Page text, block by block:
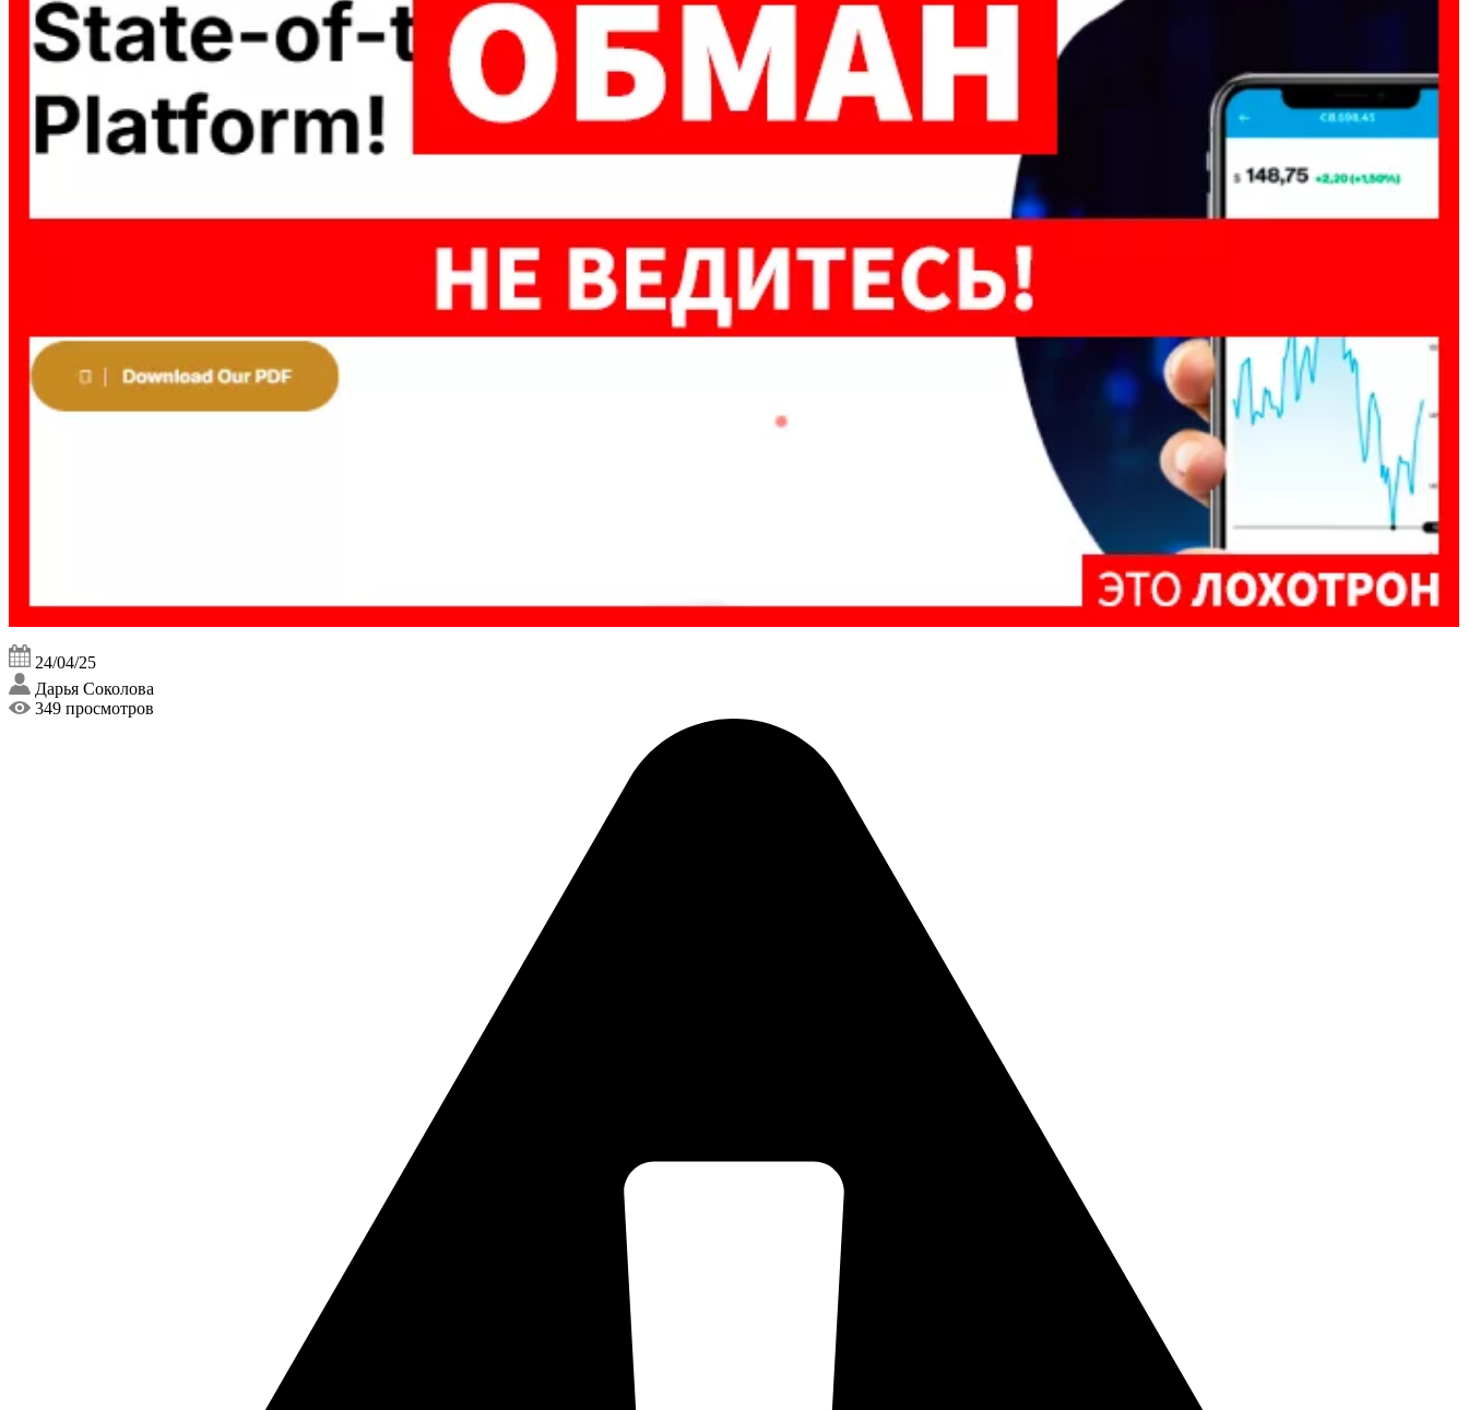
24/04/25
Дарья Соколова
349 просмотров